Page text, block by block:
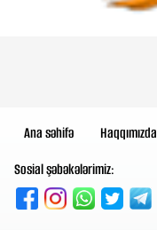
Ana səhifə Haqqımızda
Sosial şəbəkələrimiz: